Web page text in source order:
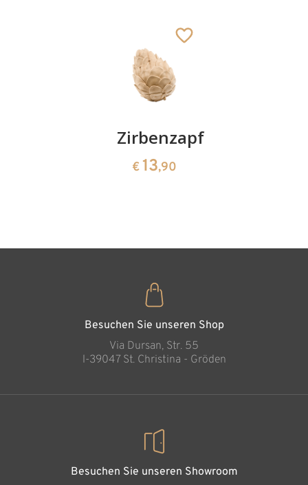
Jesukind
Hinzugefügt zum
Zirbenzapfen
€ 13,90
Besuchen Sie unseren Shop
Via Dursan, Str. 55
l-39047 St. Christina - Gröden
Besuchen Sie unseren Showroom